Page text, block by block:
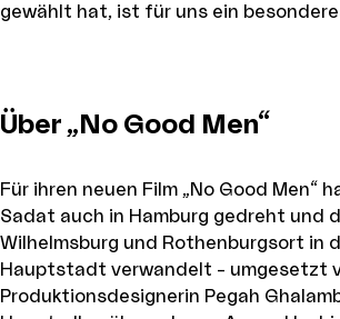
gewählt hat, ist für uns ein
Über „No Good Men“
Für ihren neuen Film „No Good Men“
Sadat auch in Hamburg gedreht und
Wilhelmsburg und Rothenburgsort in
Hauptstadt verwandelt – umgesetzt
Produktionsdesignerin Pegah